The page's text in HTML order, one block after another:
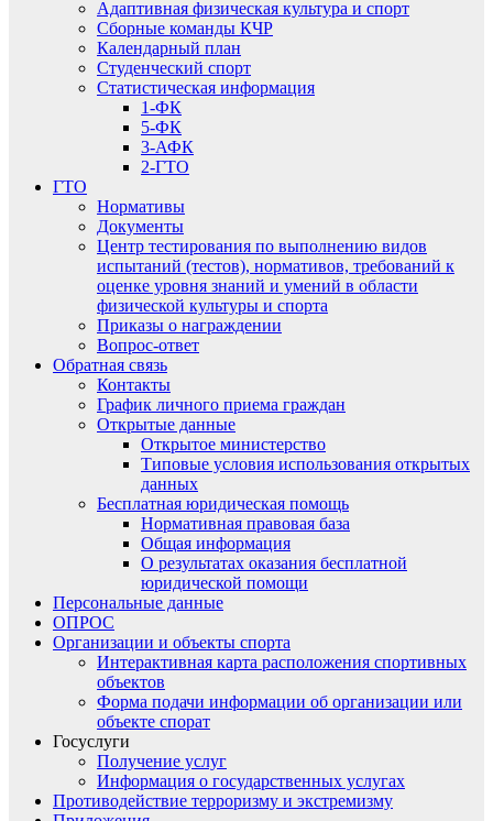
Адаптивная физическая культура и спорт
Сборные команды КЧР
Календарный план
Студенческий спорт
Статистическая информация
1-ФК
5-ФК
3-АФК
2-ГТО
ГТО
Нормативы
Документы
Центр тестирования по выполнению видов
испытаний (тестов), нормативов, требований к
оценке уровня знаний и умений в области
физической культуры и спорта
Приказы о награждении
Вопрос-ответ
Обратная связь
Контакты
График личного приема граждан
Открытые данные
Открытое министерство
Типовые условия использования открытых
данных
Бесплатная юридическая помощь
Нормативная правовая база
Общая информация
О результатах оказания бесплатной
юридической помощи
Персональные данные
ОПРОС
Организации и объекты спорта
Интерактивная карта расположения спортивных
объектов
Форма подачи информации об организации или
объекте спорат
Госуслуги
Получение услуг
Информация о государственных услугах
Противодействие терроризму и экстремизму